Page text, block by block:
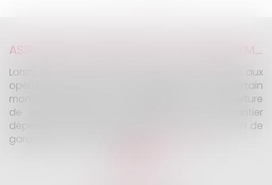
ASSURANCE CONSTRUCTION : LE DÉPASSEMENT DU MONTANT MAXIMAL GARANTI PEUT EXCLURE TOUTE COUVERTURE
Lorsqu'un contrat d'assurance limite sa garantie aux
opérations dont le coût n'excède pas un certain
montant, l'assuré ne peut prétendre à la couverture
de son assureur s'il intervient sur un chantier
dépassant ce seuil sans avoir obtenu l'extension de
garantie prévue au contrat...